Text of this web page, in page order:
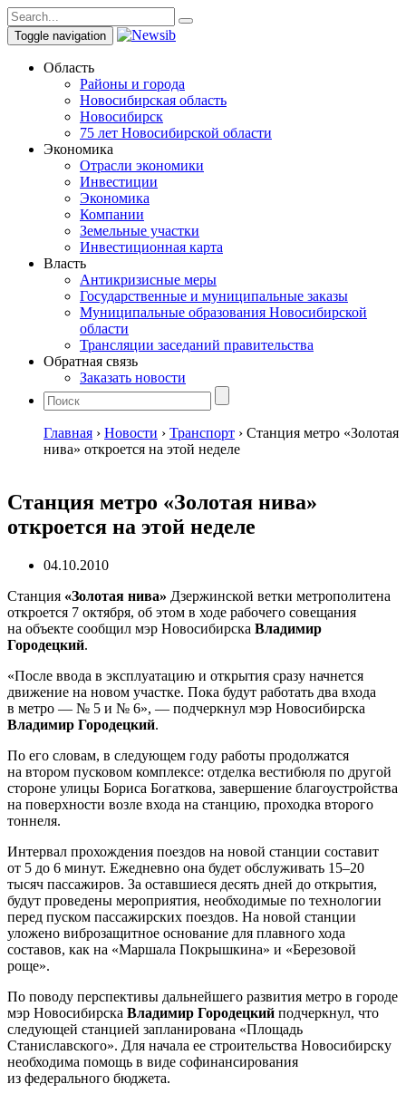
Toggle navigation
Область
Районы и города
Новосибирская область
Новосибирск
75 лет Новосибирской области
Экономика
Отрасли экономики
Инвестиции
Экономика
Компании
Земельные участки
Инвестиционная карта
Власть
Антикризисные меры
Государственные и муниципальные заказы
Муниципальные образования Новосибирской
области
Трансляции заседаний правительства
Обратная связь
Заказать новости
Главная › Новости › Транспорт › Станция метро «Золотая
нива» откроется на этой неделе
Станция метро «Золотая нива»
откроется на этой неделе
04.10.2010
Станция «Золотая нива» Дзержинской ветки метрополитена
откроется 7 октября, об этом в ходе рабочего совещания
на объекте сообщил мэр Новосибирска Владимир
Городецкий.
«После ввода в эксплуатацию и открытия сразу начнется
движение на новом участке. Пока будут работать два входа
в метро — № 5 и № 6», — подчеркнул мэр Новосибирска
Владимир Городецкий.
По его словам, в следующем году работы продолжатся
на втором пусковом комплексе: отделка вестибюля по другой
стороне улицы Бориса Богаткова, завершение благоустройства
на поверхности возле входа на станцию, проходка второго
тоннеля.
Интервал прохождения поездов на новой станции составит
от 5 до 6 минут. Ежедневно она будет обслуживать 15–20
тысяч пассажиров. За оставшиеся десять дней до открытия,
будут проведены мероприятия, необходимые по технологии
перед пуском пассажирских поездов. На новой станции
уложено виброзащитное основание для плавного хода
составов, как на «Маршала Покрышкина» и «Березовой
роще».
По поводу перспективы дальнейшего развития метро в городе
мэр Новосибирска Владимир Городецкий подчеркнул, что
следующей станцией запланирована «Площадь
Станиславского». Для начала ее строительства Новосибирску
необходима помощь в виде софинансирования
из федерального бюджета.